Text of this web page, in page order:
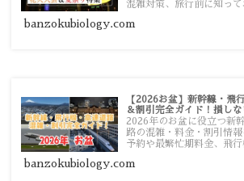
混雑対策、旅行前に知っ
banzokubiology.com
【2026お盆】新幹線・飛
＆割引完全ガイド！損し
2026年のお盆に役立つ新
路の混雑・料金・割引情
予約や最繁忙期料金、飛
い移動方法を分かりやす
banzokubiology.com